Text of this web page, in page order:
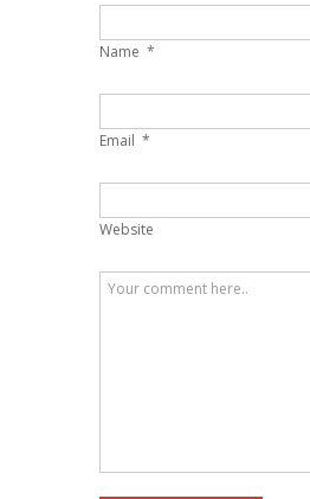
Name *
Email *
Website